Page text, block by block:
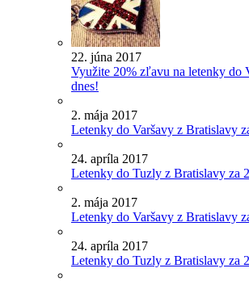
22. júna 2017
Využite 20% zľavu na letenky do
dnes!
2. mája 2017
Letenky do Varšavy z Bratislavy
24. apríla 2017
Letenky do Tuzly z Bratislavy za
2. mája 2017
Letenky do Varšavy z Bratislavy
24. apríla 2017
Letenky do Tuzly z Bratislavy za